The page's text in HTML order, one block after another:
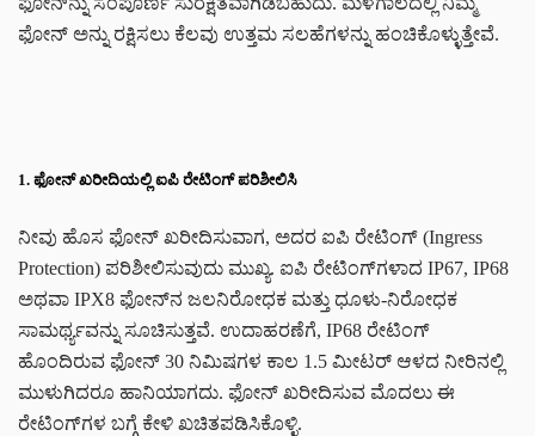
ಫೋನ್‌ ಅನ್ನು ರಕ್ಷಿಸಲು ಕೆಲವು ಉತ್ತಮ ಸಲಹೆಗಳನ್ನು ಹಂಚಿಕೊಳ್ಳುತ್ತೇವೆ.
1. ಫೋನ್ ಖರೀದಿಯಲ್ಲಿ ಐಪಿ ರೇಟಿಂಗ್ ಪರಿಶೀಲಿಸಿ
ನೀವು ಹೊಸ ಫೋನ್ ಖರೀದಿಸುವಾಗ, ಅದರ ಐಪಿ ರೇಟಿಂಗ್ (Ingress
Protection) ಪರಿಶೀಲಿಸುವುದು ಮುಖ್ಯ. ಐಪಿ ರೇಟಿಂಗ್‌ಗಳಾದ IP67, IP68
ಅಥವಾ IPX8 ಫೋನ್‌ನ ಜಲನಿರೋಧಕ ಮತ್ತು ಧೂಳು-ನಿರೋಧಕ
ಸಾಮರ್ಥ್ಯವನ್ನು ಸೂಚಿಸುತ್ತವೆ. ಉದಾಹರಣೆಗೆ, IP68 ರೇಟಿಂಗ್
ಹೊಂದಿರುವ ಫೋನ್ 30 ನಿಮಿಷಗಳ ಕಾಲ 1.5 ಮೀಟರ್ ಆಳದ ನೀರಿನಲ್ಲಿ
ಮುಳುಗಿದರೂ ಹಾನಿಯಾಗದು. ಫೋನ್ ಖರೀದಿಸುವ ಮೊದಲು ಈ
ರೇಟಿಂಗ್‌ಗಳ ಬಗ್ಗೆ ಕೇಳಿ ಖಚಿತಪಡಿಸಿಕೊಳ್ಳಿ.